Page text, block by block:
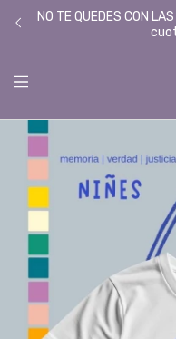
NO TE QUEDES CON